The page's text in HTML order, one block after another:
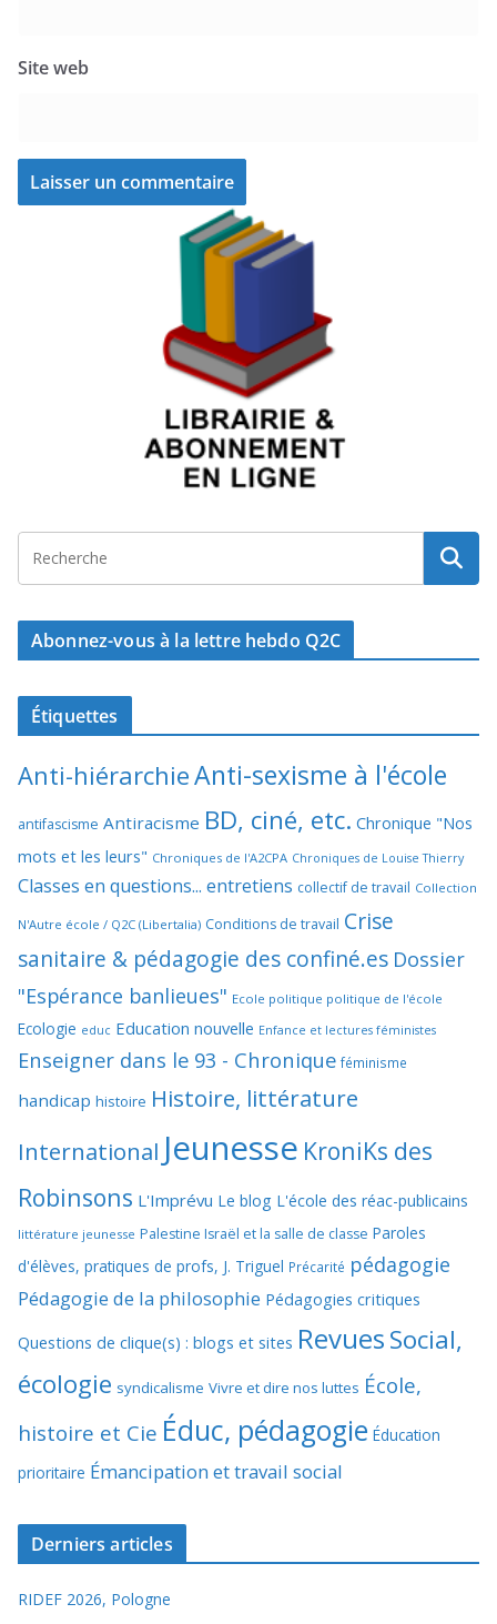
Site web
Abonnez-vous à la lettre hebdo Q2C
Étiquettes
Anti-hiérarchieAnti-sexisme à l'école
antifascisme Antiracisme BD, ciné, etc. Chronique "Nos
mots et les leurs" Chroniques de l'A2CPA Chroniques de Louise Thierry
Classes en questions... entretiens collectif de travail Collection
N'Autre école / Q2C (Libertalia) Conditions de travail Crise
sanitaire & pédagogie des confiné.es Dossier
"Espérance banlieues" Ecole politique politique de l'école
Ecologie educ Education nouvelle Enfance et lectures féministes
Enseigner dans le 93 - Chronique féminisme
handicap histoire Histoire, littérature
International Jeunesse KroniKs des
Robinsons L'Imprévu Le blog L'école des réac-publicains
littérature jeunesse Palestine Israël et la salle de classe Paroles
d'élèves, pratiques de profs, J. Triguel Précarité pédagogie
Pédagogie de la philosophie Pédagogies critiques
Questions de clique(s) : blogs et sites RevuesSocial,
écologie syndicalisme Vivre et dire nos luttes École,
histoire et Cie Éduc, pédagogie Éducation
prioritaire Émancipation et travail social
Derniers articles
RIDEF 2026, Pologne